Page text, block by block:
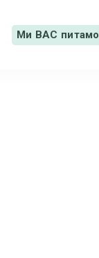
Ми ВАС питамо